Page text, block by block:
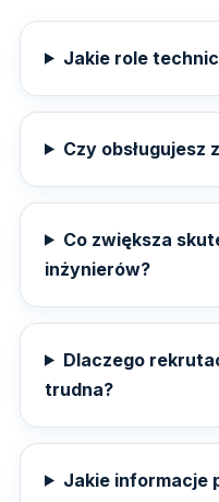
Jakie role
Czy obsługujesz
Co zwiększa
inżynierów?
Dlaczego
trudna?
Jakie informacje